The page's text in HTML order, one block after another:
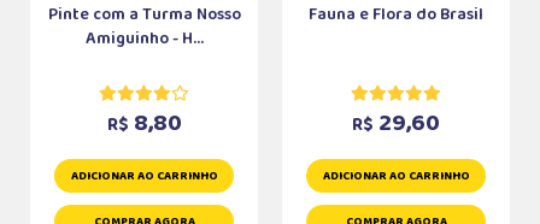
Pinte com a Turma Nosso
Amiguinho - H...
R$ 8,80
ADICIONAR AO CARRINHO
Fauna e Flora do Brasil
R$ 29,60
ADICIONAR AO CARRINHO